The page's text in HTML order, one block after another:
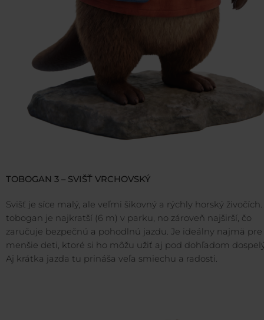
TOBOGAN 3 – SVIŠŤ VRCHOVSKÝ
Svišť je síce malý, ale veľmi šikovný a rýchly horský
tobogan je najkratší (6 m) v parku, no zároveň najširší, čo
zaručuje bezpečnú a pohodlnú jazdu. Je ideálny najmä pre
menšie deti, ktoré si ho môžu užiť aj pod dohľadom
Aj krátka jazda tu prináša veľa smiechu a radosti.